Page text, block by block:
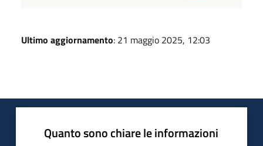
Ultimo aggiornamento: 21 maggio 2025, 12:03
Quanto sono chiare le informazioni